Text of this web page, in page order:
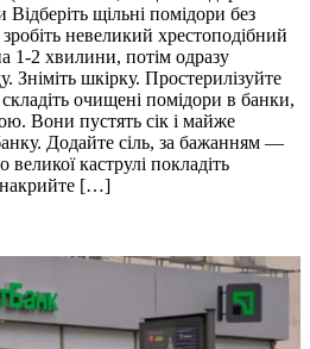
щільні помідори без
невеликий хрестоподібний
1-2 хвилини, потім одразу
Зніміть шкірку. Простерилізуйте
очищені помідори в банки,
Вони пустять сік і майже
Додайте сіль, за бажанням —
каструлі покладіть
[…]